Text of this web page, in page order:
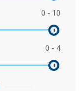
0 - 10
0 - 4